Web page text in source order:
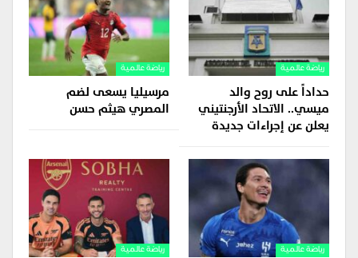
رياضة عالمية
حداداً على روح والد
ميسي.. الاتحاد الأرجنتيني
يعلن عن إجراءات جديدة
رياضة عالمية
مرسيليا يسعى لضم
المصري هيثم حسن
رياضة عالمية رياضة عالمية